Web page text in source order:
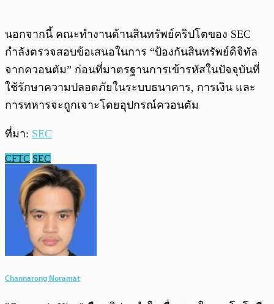
นอกจากนี้ คณะทำงานด้านสินทรัพย์คริปโตของ SEC
กำลังตรวจสอบข้อเสนอในการ “ป้องกันสินทรัพย์ดิจิทัล
จากควอนตัม” ก่อนที่มาตรฐานการเข้ารหัสในปัจจุบันที่
ใช้รักษาความปลอดภัยในระบบธนาคาร, การเงิน และ
การทหารจะถูกเจาะโดยอุปกรณ์ควอนตัม
ที่มา: SEC
CFTC SEC
Channarong Noramat